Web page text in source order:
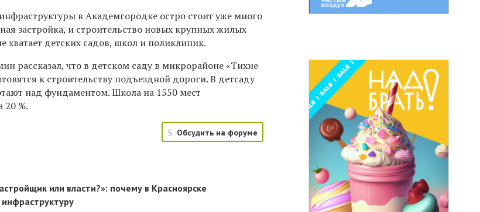
инфраструктуры в Академгородке остро стоит уже много
застройка, и строительство новых крупных жилых
хватает детских садов, школ и поликлиник.
рассказал, что в детском саду в микрорайоне «Тихие
к строительству подъездной дороги. В детсаду
над фундаментом. Школа на 1550 мест
20 %.
5 Обсудить на форуме
или власти?»: почему в Красноярске